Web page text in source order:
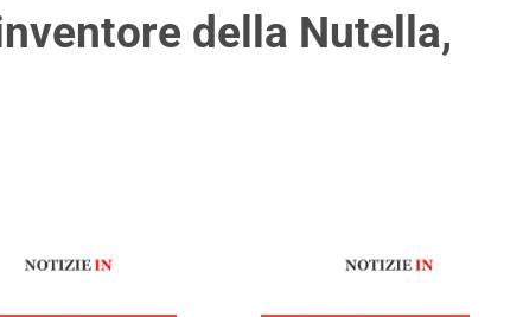
della Nutella,